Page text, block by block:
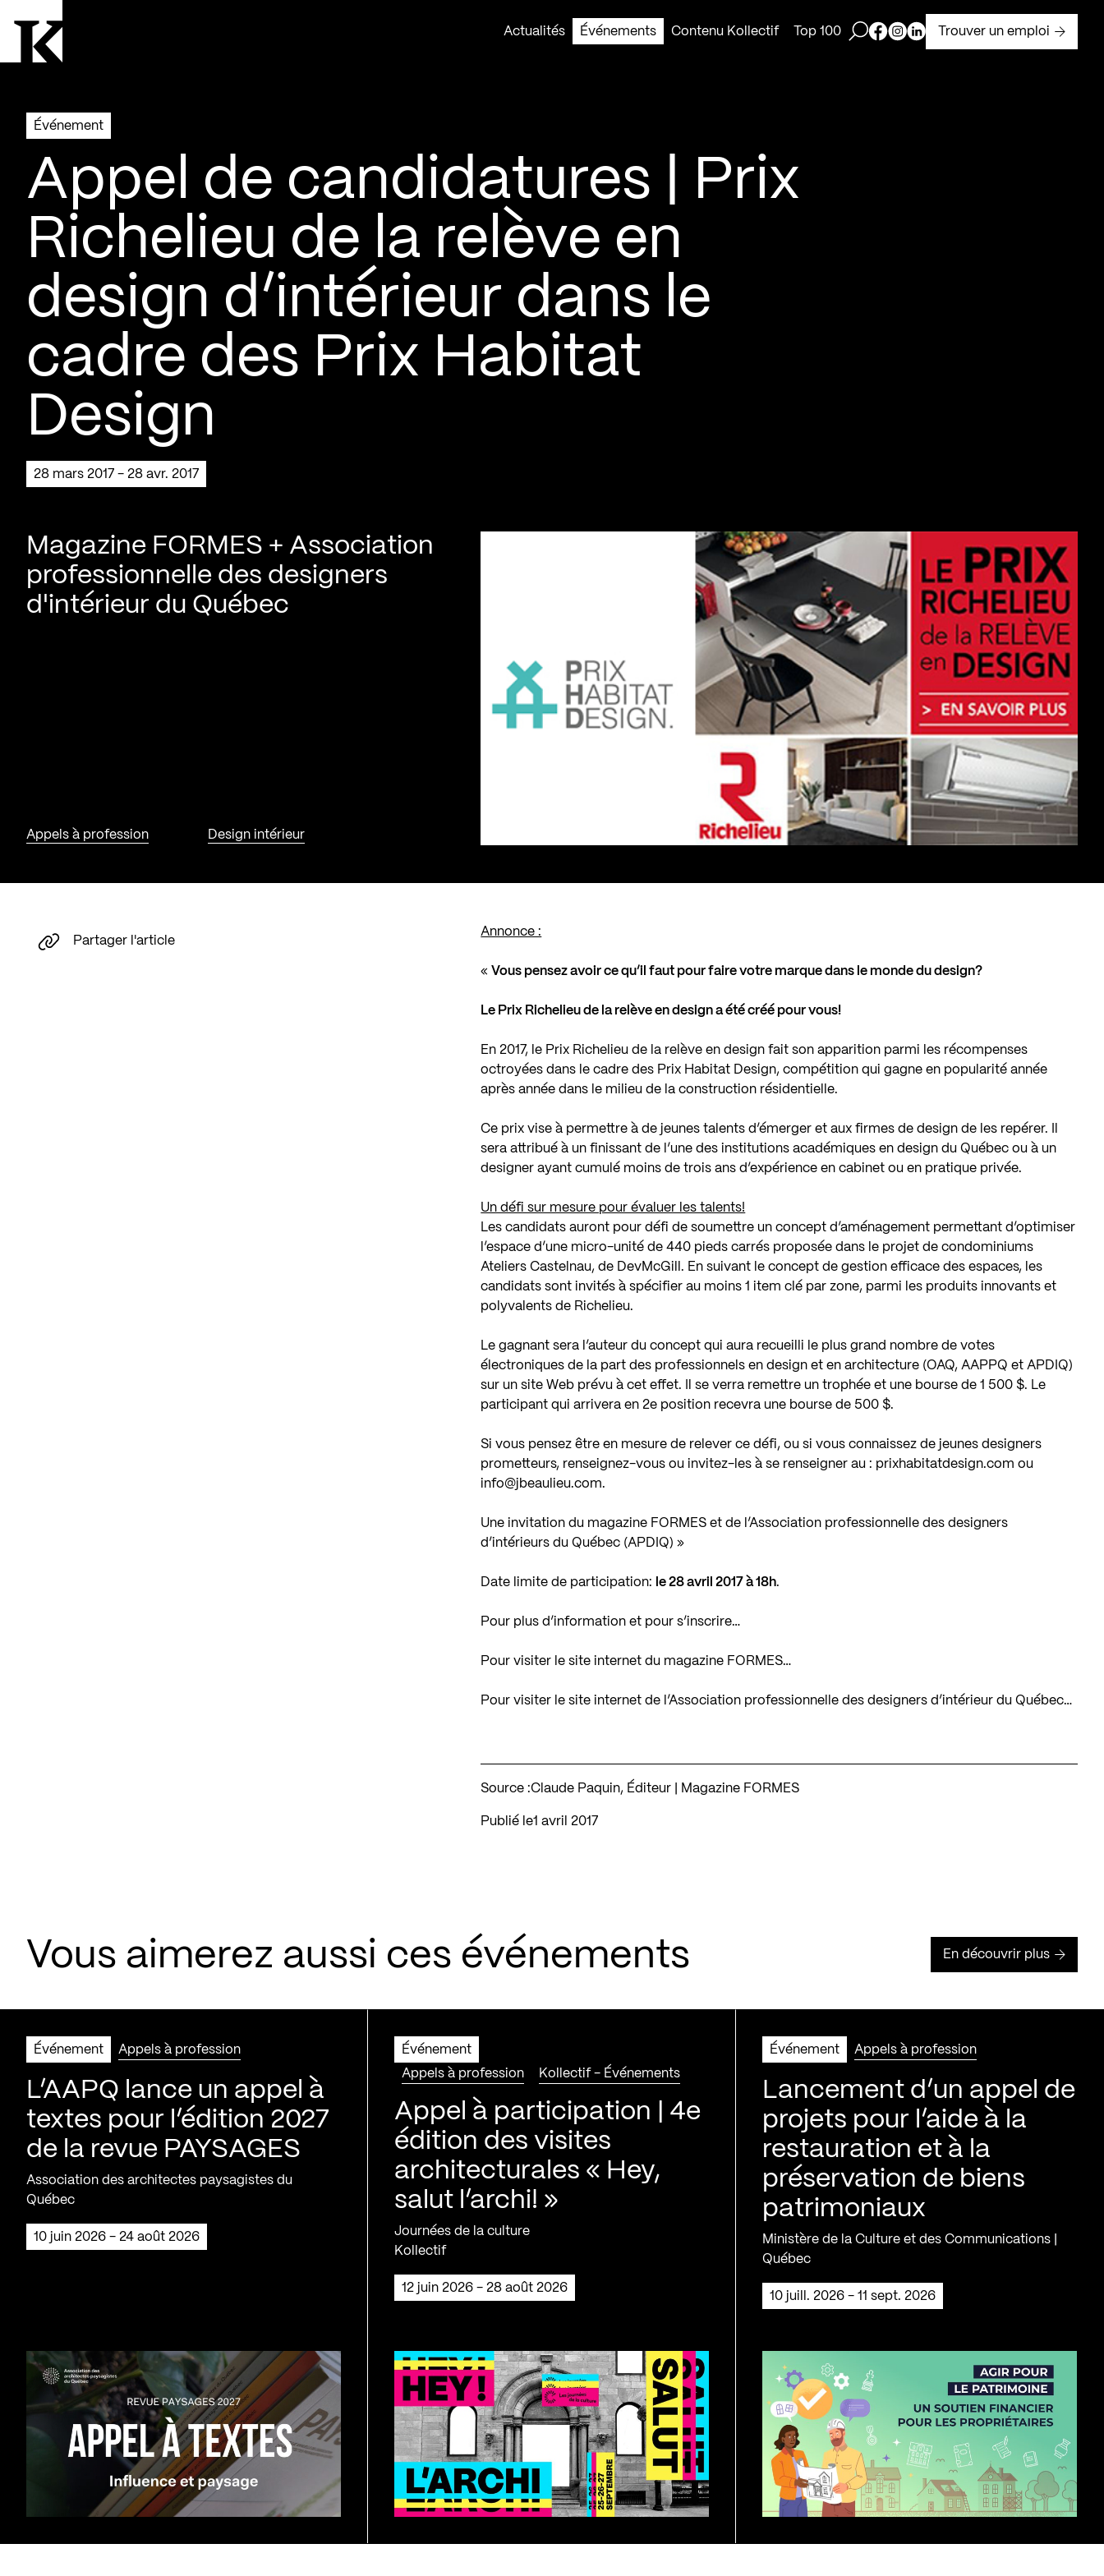
Actualités
Événements Contenu Kollectif Top 100 Ouvrir la barre de recherche
Page Facebook de Kollectif
Page Instagram de Kollectif
Page Linkedin de Kollectif
Trouver un emploi
Événement
Appel de candidatures | Prix
Richelieu de la relève en
design d’intérieur dans le
cadre des Prix Habitat
Design
28 mars 2017 - 28 avr. 2017
Magazine FORMES + Association
professionnelle des designers
d'intérieur du Québec
Appels à profession Design intérieur
Annonce :
«Vous pensez avoir ce qu’il faut pour faire votre marque dans le monde du design?
Le Prix Richelieu de la relève en design a été créé pour vous!
En 2017, le Prix Richelieu de la relève en design fait son apparition parmi les récompenses
octroyées dans le cadre des Prix Habitat Design, compétition qui gagne en popularité année
après année dans le milieu de la construction résidentielle.
Ce prix vise à permettre à de jeunes talents d’émerger et aux firmes de design de les repérer. Il
sera attribué à un finissant de l’une des institutions académiques en design du Québec ou à un
designer ayant cumulé moins de trois ans d’expérience en cabinet ou en pratique privée.
Un défi sur mesure pour évaluer les talents!
Les candidats auront pour défi de soumettre un concept d’aménagement permettant d’optimiser
l’espace d’une micro-unité de 440 pieds carrés proposée dans le projet de condominiums
Ateliers Castelnau, de DevMcGill. En suivant le concept de gestion efficace des espaces, les
candidats sont invités à spécifier au moins 1 item clé par zone, parmi les produits innovants et
polyvalents de Richelieu.
Le gagnant sera l’auteur du concept qui aura recueilli le plus grand nombre de votes
électroniques de la part des professionnels en design et en architecture (OAQ, AAPPQ et APDIQ)
sur un site Web prévu à cet effet. Il se verra remettre un trophée et une bourse de 1 500 $. Le
participant qui arrivera en 2e position recevra une bourse de 500 $.
Si vous pensez être en mesure de relever ce défi, ou si vous connaissez de jeunes designers
prometteurs, renseignez-vous ou invitez-les à se renseigner au : prixhabitatdesign.com ou
info@jbeaulieu.com.
Une invitation du magazine FORMES et de l’Association professionnelle des designers
d’intérieurs du Québec (APDIQ) »
Date limite de participation: le 28 avril 2017 à 18h.
Pour plus d’information et pour s’inscrire…
Pour visiter le site internet du magazine FORMES…
Pour visiter le site internet de l’Association professionnelle des designers d’intérieur du Québec…
Source :Claude Paquin, Éditeur | Magazine FORMES
Publié le 1 avril 2017
Partager l'article
Vous aimerez aussi ces événements En découvrir plus
Événement Appels à profession
L’AAPQ lance un appel à
textes pour l’édition 2027
de la revue PAYSAGES
Association des architectes paysagistes du
Québec
10 juin 2026 - 24 août 2026
Événement
Appels à profession
Kollectif - Événements
Appel à participation | 4e
édition des visites
architecturales « Hey,
salut l’archi! »
Journées de la culture
Kollectif
12 juin 2026 - 28 août 2026
Événement Appels à profession
Lancement d’un appel de
projets pour l’aide à la
restauration et à la
préservation de biens
patrimoniaux
Ministère de la Culture et des Communications |
Québec
10 juill. 2026 - 11 sept. 2026